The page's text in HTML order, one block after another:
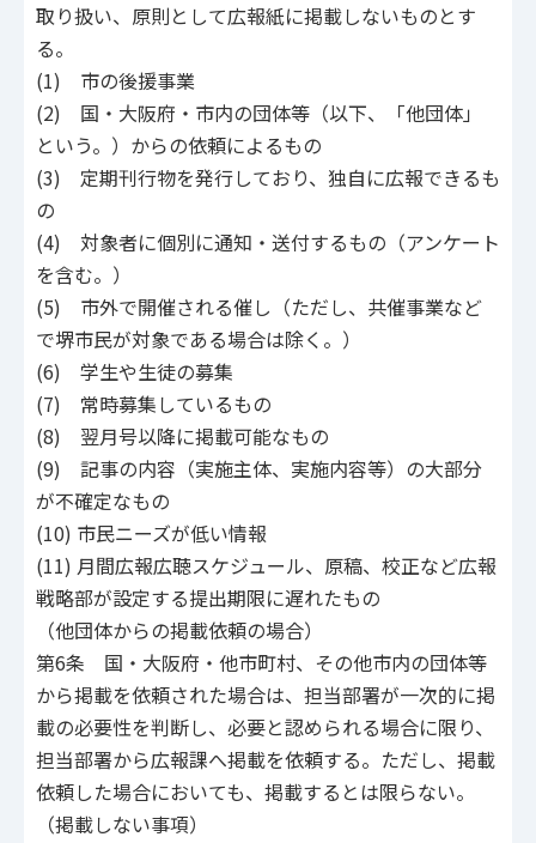
取り扱い、原則として広報紙に掲載しないものとす
る。
(1) 市の後援事業
(2) 国・大阪府・市内の団体等（以下、「他団体」
という。）からの依頼によるもの
(3) 定期刊行物を発行しており、独自に広報できるも
の
(4) 対象者に個別に通知・送付するもの（アンケート
を含む。）
(5) 市外で開催される催し（ただし、共催事業など
で堺市民が対象である場合は除く。）
(6) 学生や生徒の募集
(7) 常時募集しているもの
(8) 翌月号以降に掲載可能なもの
(9) 記事の内容（実施主体、実施内容等）の大部分
が不確定なもの
(10) 市民ニーズが低い情報
(11) 月間広報広聴スケジュール、原稿、校正など広報
戦略部が設定する提出期限に遅れたもの
（他団体からの掲載依頼の場合）
第6条 国・大阪府・他市町村、その他市内の団体等
から掲載を依頼された場合は、担当部署が一次的に掲
載の必要性を判断し、必要と認められる場合に限り、
担当部署から広報課へ掲載を依頼する。ただし、掲載
依頼した場合においても、掲載するとは限らない。
（掲載しない事項）